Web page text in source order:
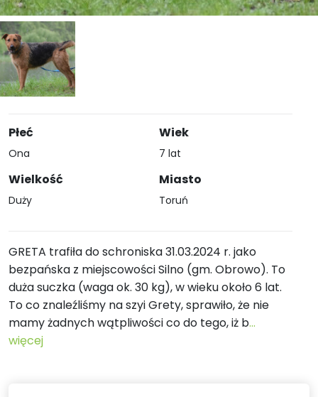
Płeć
Ona
Wielkość
Duży
Wiek
7 lat
Miasto
Toruń
GRETA trafiła do schroniska 31.03.2024 r. jako
bezpańska z miejscowości Silno (gm. Obrowo). To
duża suczka (waga ok. 30 kg), w wieku około 6 lat.
To co znaleźliśmy na szyi Grety, sprawiło, że nie
mamy żadnych wątpliwości co do tego, iż b...
więcej